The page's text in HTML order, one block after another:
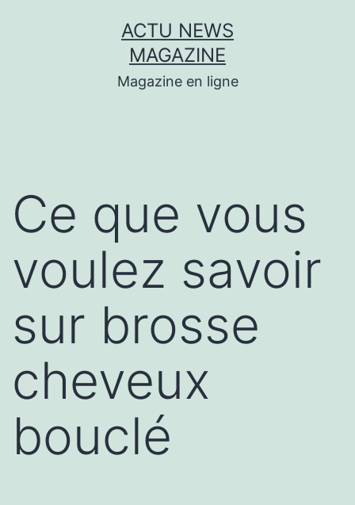
ACTU NEWS
MAGAZINE
Magazine en ligne
Ce que vous
voulez savoir
sur brosse
cheveux
bouclé